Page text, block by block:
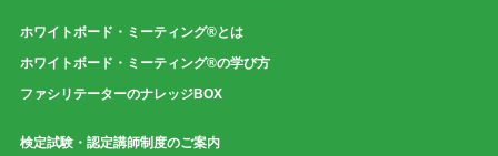
ホワイトボード・ミーティング®とは
ホワイトボード・ミーティング®の学び方
ファシリテーターのナレッジBOX
検定試験・認定講師制度のご案内